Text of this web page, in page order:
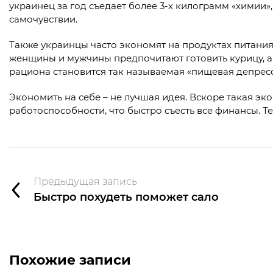
украинец за год съедает более 3-х килограмм
самочувствии.
Также украинцы часто экономят на продуктах
женщины и мужчины предпочитают готовить курицу,
рациона становится так называемая «пищевая
Экономить на себе – не лучшая идея. Вскоре такая
работоспособности, что быстро съесть все финансы.
Предыдущая запись
Быстро похудеть поможет сало
Похожие записи